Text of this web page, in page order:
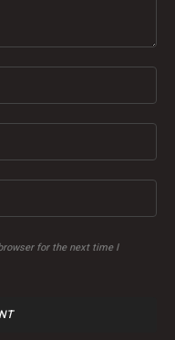
for the next time I